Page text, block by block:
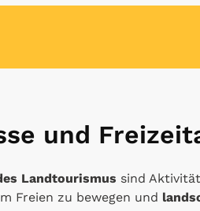
und
Landtourismus sind
Freien zu bewegen und